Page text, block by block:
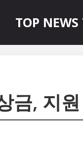
TOP
금, 지